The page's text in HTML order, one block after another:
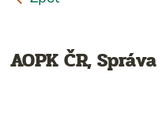
AOPK ČR,